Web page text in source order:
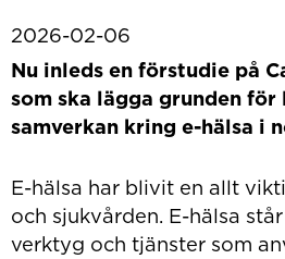
2026-02-06
Nu inleds en förstudie på
som ska lägga grunden
samverkan kring e-hälsa i
E-hälsa har blivit en allt
och sjukvården. E-hälsa
verktyg och tjänster som